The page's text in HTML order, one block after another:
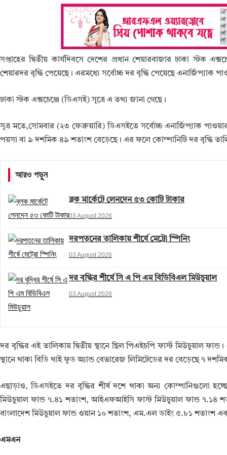
সপ্তাহের দ্বিতীয় কার্যদিবসে দেশের প্রধান শেয়ারবাজার ঢাকা স্টক
শেয়ারদর বৃদ্ধি পেয়েছে। এরমধ্যে সর্বোচ্চ দর বৃদ্ধি পেয়েছে এনার্জিপ্যাক
ঢাকা স্টক এক্সচেঞ্জে (ডিএসই) সূত্রে এ তথ্য জানা গেছে।
সূত্র মতে,সোমবার (২৩ ফেব্রুয়ারি) ডিএসইতে সর্বোচ্চ এনার্জিপ্যাক
পয়সা বা ৯ দশমিক ৪৯ শতাংশ বেড়েছে। এর ফলে কোম্পানিটি দর বৃদ্ধি
আরও পড়ুন
ব্লক মার্কেটে লেনদেন ৫৩ কোটি টাকার
03 August 2026
দরপতনের তালিকায় শীর্ষে মেট্রো স্পিনিং
03 August 2026
দর বৃদ্ধির শীর্ষে সি এ পি এম বিডিবিএল মিউচুয়াল
03 August 2026
দর বৃদ্ধির এই তালিকায় দ্বিতীয় স্থানে ছিল পিএইচপি ফার্স্ট মিউচুয়াল
স্থানে থাকা বিডি থাই ফুড অ্যান্ড বেভারেজ লিমিটেডের দর বেড়েছে ৭
এছাড়াও, ডিএসইতে দর বৃদ্ধির শীর্ষ দশে থাকা অন্য কোম্পানিগুলো
মিউচুয়াল ফান্ড ৭.৪১ শতাংশ, আইএফআইসি ফাস্ট মিউচুয়াল ফান্ড ৭.১৪
বাংলাদেশ মিউচুয়াল ফান্ড ওয়ান ১০ শতাংশ, এম.এল ডাইং ৫.৮১ শতাংশ
এমএন